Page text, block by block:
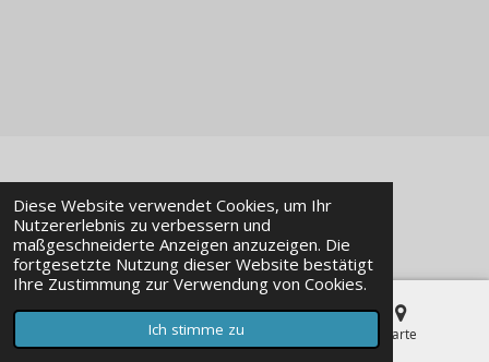
Diese Website verwendet Cookies, um Ihr
Nutzererlebnis zu verbessern und
maßgeschneiderte Anzeigen anzuzeigen. Die
fortgesetzte Nutzung dieser Website bestätigt
Ihre Zustimmung zur Verwendung von Cookies.
Ich stimme zu
© 2023 - 2026 Modellbaustudio-Online
Mit Unterstützung vonWebador
Telefon Karte